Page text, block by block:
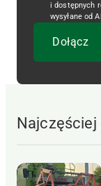
i dostępnych
wysyłane od
Najczęściej